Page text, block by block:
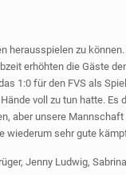
zu
erhöhten die Gäste
1:0 für den FVS als
voll zu tun hatte. Es
aber unsere
sehr gute
Jenny Ludwig,